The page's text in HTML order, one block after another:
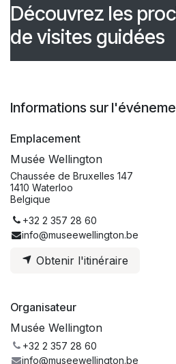
Découvrez les
de visites guidées
Informations sur
Emplacement
Musée Wellington
Chaussée de Bruxelles 147
1410 Waterloo
Belgique
+32 2 357 28 60
info@museewellington.be
Obtenir l'itinéraire
Organisateur
Musée Wellington
+32 2 357 28 60
info@museewellington.be